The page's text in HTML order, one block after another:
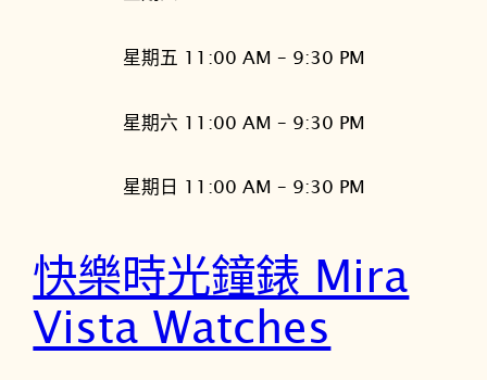
星期五 11:00 AM – 9:30 PM
星期六 11:00 AM – 9:30 PM
星期日 11:00 AM – 9:30 PM
快樂時光鐘錶 Mira
Vista Watches